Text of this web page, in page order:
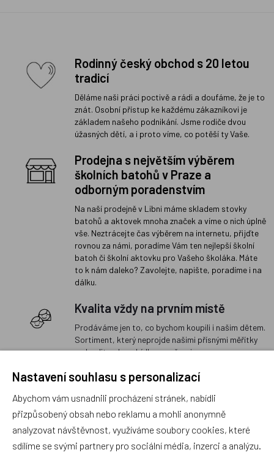
Rodinný český obchod s 20 letou
tradicí
Děláme naši práci poctivě a rádi a doufáme, že je to
znát. Osobní přístup ke každému zákazníkovi je
základem našeho podnikání. Jsme rodiče dvou
úžasných dětí, a i proto víme, co potěší ty Vaše.
Prodejna s největším výběrem
školních batohů v Praze a
odborným poradenstvím
Na naší prodejně v Libni máme skladem stovky
batohů a aktovek mnoha značek a víme o nich úplně
vše. Neztrácejte čas výběrem na internetu, přijďte
rovnou za námi, poradíme Vám ten nejlepší školní
batoh či školní aktovku pro Vašeho školáka. Máte
to k nám daleko? Zavolejte, napište, poradíme i na
dálku.
Kvalita vždy na prvním místě
Prodáváme jen to, co bychom koupili i našim dětem.
Sortiment, který neprojde našimi přísnými měřítky
na kvalitu, do nabídky nezařazujeme.
Rychlé vyřízení reklamace i na dálku
Pokud to povaha vady umožňuje (zjevná
neopravitelnost výrobku), reklamaci vyřídíme i na
základě pouhého zaslání fotografií na náš email a
vyměníme zboží kus za kus. Vždy se snažíme šetřit
Váš čas a peníze. Můžeme si to dovolit, protože
Nastavení souhlasu s personalizací
Abychom vám usnadnili procházení stránek, nabídli
přizpůsobený obsah nebo reklamu a mohli anonymně
analyzovat návštěvnost, využíváme soubory cookies, které
sdílíme se svými partnery pro sociální média, inzerci a analýzu.